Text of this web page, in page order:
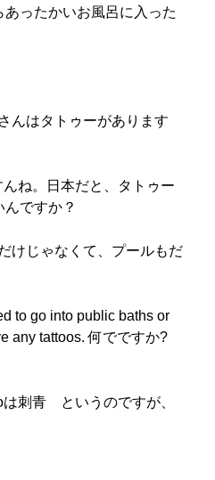
ったかいお風呂に入った
んはタトゥーがあります
ね。日本だと、タトゥー
ですか？
けじゃなくて、プールもだ
to go into public baths or
any tattoos. 何でですか?
刺青 というのですが、